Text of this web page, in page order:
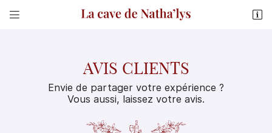
 
AVIS CLIENTS
Envie de partager votre expérience ?
Vous aussi, laissez votre avis.